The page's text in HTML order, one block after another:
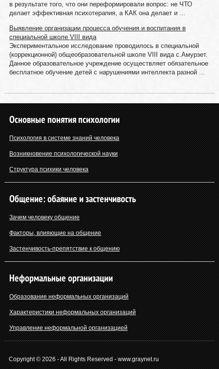
в результате того, что они переформировали вопрос: не ЧТО
делает эффективная психотерапия, а КАК она делает и ...
Выявление организации процесса обучения и воспитания в
специальной школе VIII вида
Экспериментальное исследование проводилось в специальной
(коррекционной) общеобразовательной школе VIII вида с.Амурзет.
Данное образовательное учреждение осуществляет обязательное
бесплатное обучение детей с нарушениями интеллекта разной ...
Основные понятия психологии
Психология в системе знаний человека
Возникновение психологической науки
Структура психики человека
Общение: обаяние и застенчивость
Зачем человеку общение
Факторы, влияющие на общение
Застенчивость-препятствие к общению
Неформальные организации
Образование неформальных организаций
Характеристики неформальных организаций
Управление неформальной организацией
Copyright © 2026 - All Rights Reserved - www.graynet.ru